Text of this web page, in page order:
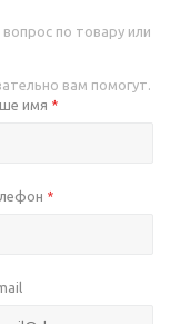
по товару или
вам помогут.
имя *
*